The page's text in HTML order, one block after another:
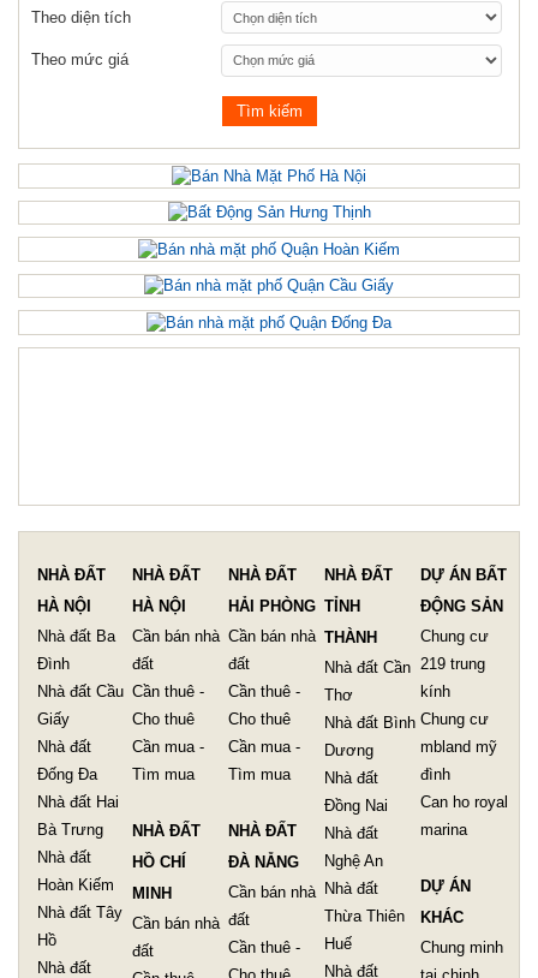
Theo diện tích
Theo mức giá
NHÀ ĐẤT
HÀ NỘI
Nhà đất Ba
Đình
Nhà đất Cầu
Giấy
Nhà đất
Đống Đa
Nhà đất Hai
Bà Trưng
Nhà đất
Hoàn Kiếm
Nhà đất Tây
Hồ
Nhà đất
NHÀ ĐẤT
HÀ NỘI
Cần bán nhà
đất
Cần thuê -
Cho thuê
Cần mua -
Tìm mua
NHÀ ĐẤT
HỒ CHÍ
MINH
Cần bán nhà
đất
NHÀ ĐẤT
HẢI PHÒNG
Cần bán nhà
đất
Cần thuê -
Cho thuê
Cần mua -
Tìm mua
NHÀ ĐẤT
ĐÀ NẴNG
Cần bán nhà
đất
Cần thuê -
NHÀ ĐẤT
TỈNH
THÀNH
Nhà đất Cần
Thơ
Nhà đất Bình
Dương
Nhà đất
Đồng Nai
Nhà đất
Nghệ An
Nhà đất
Thừa Thiên
Huế
Nhà đất
DỰ ÁN BẤT
ĐỘNG SẢN
Chung cư
219 trung
kính
Chung cư
mbland mỹ
đình
Can ho royal
marina
DỰ ÁN
KHÁC
Chung minh